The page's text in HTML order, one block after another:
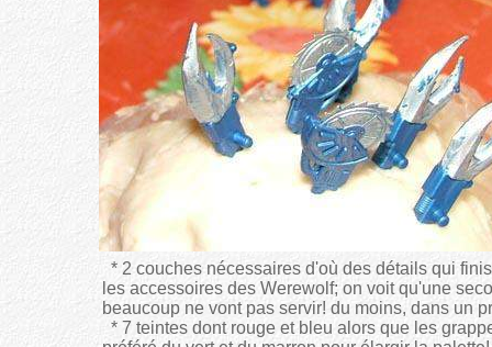
* 2 couches nécessaires d'où des détails qui
les accessoires des Werewolf; on voit qu'une
beaucoup ne vont pas servir! du moins, dans un
* 7 teintes dont rouge et bleu alors que les